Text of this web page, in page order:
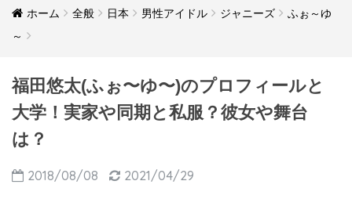
ホーム 全般 日本 男性アイドル ジャニーズ
ふぉ～ゆ
～
福田悠太(ふぉ〜ゆ〜)のプロフィールと
大学！実家や同期と私服？彼女や舞台
は？
2018/08/08 2021/04/29